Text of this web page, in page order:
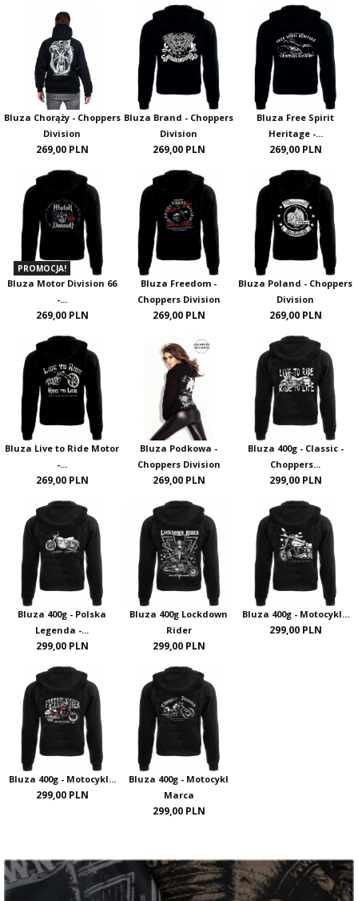
Bluza Chorąży - Choppers
Division
269,00 PLN
Bluza Brand - Choppers
Division
269,00 PLN
Bluza Free Spirit
Heritage -...
269,00 PLN
PROMOCJA!
Bluza Motor Division 66
-...
269,00 PLN
Bluza Freedom -
Choppers Division
269,00 PLN
Bluza Poland - Choppers
Division
269,00 PLN
Bluza Live to Ride Motor
-...
269,00 PLN
Bluza Podkowa -
Choppers Division
269,00 PLN
Bluza 400g - Classic -
Choppers...
299,00 PLN
Bluza 400g - Polska
Legenda -...
299,00 PLN
Bluza 400g Lockdown
Rider
299,00 PLN
Bluza 400g - Motocykl...
299,00 PLN
Bluza 400g - Motocykl...
299,00 PLN
Bluza 400g - Motocykl
Marca
299,00 PLN